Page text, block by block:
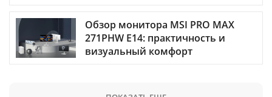
Обзор монитора MSI PRO MAX
271PHW E14: практичность и
визуальный комфорт